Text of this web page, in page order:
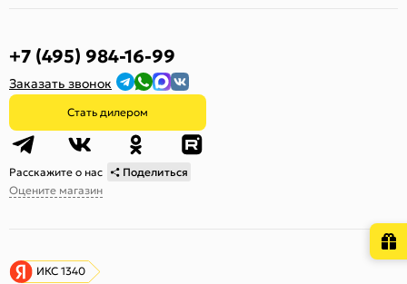
+7 (495) 984-16-99
Заказать звонок
Стать дилером
Расскажите о нас
Поделиться
Оцените магазин
ИКС 1340